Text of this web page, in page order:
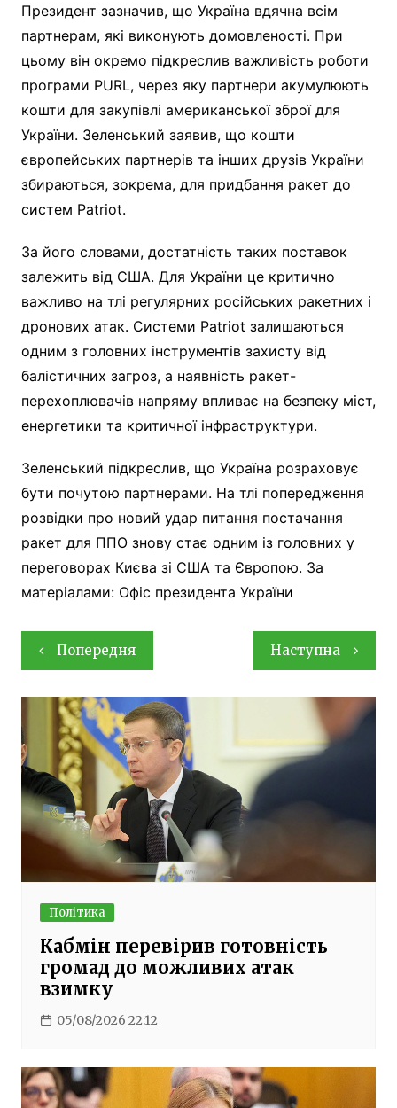
Президент зазначив, що Україна вдячна всім
партнерам, які виконують домовленості. При
цьому він окремо підкреслив важливість роботи
програми PURL, через яку партнери акумулюють
кошти для закупівлі американської зброї для
України. Зеленський заявив, що кошти
європейських партнерів та інших друзів України
збираються, зокрема, для придбання ракет до
систем Patriot.
За його словами, достатність таких поставок
залежить від США. Для України це критично
важливо на тлі регулярних російських ракетних і
дронових атак. Системи Patriot залишаються
одним з головних інструментів захисту від
балістичних загроз, а наявність ракет-
перехоплювачів напряму впливає на безпеку міст,
енергетики та критичної інфраструктури.
Зеленський підкреслив, що Україна розраховує
бути почутою партнерами. На тлі попередження
розвідки про новий удар питання постачання
ракет для ППО знову стає одним із головних у
переговорах Києва зі США та Європою. За
матеріалами: Офіс президента України
Навігація
записів
Попередня Наступна
Політика
Кабмін перевірив готовність
громад до можливих атак
взимку
05/08/2026 22:12